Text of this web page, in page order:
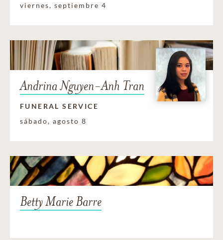
viernes, septiembre 4
Andrina Nguyen-Anh Tran
FUNERAL SERVICE
sábado, agosto 8
Betty Marie Barre